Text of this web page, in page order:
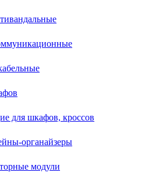
для шкафов, кроссов
органайзеры
модули